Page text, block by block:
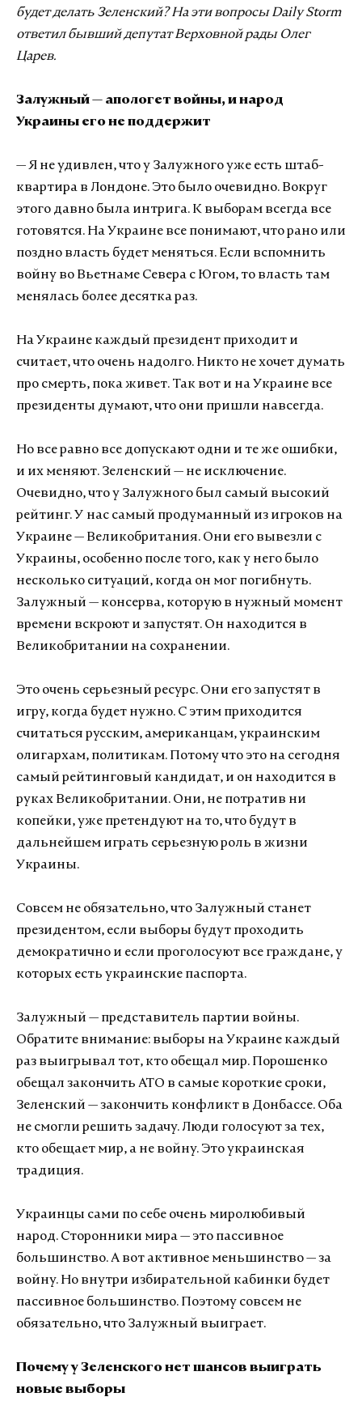
будет делать Зеленский? На эти вопросы Daily Storm
ответил бывший депутат Верховной рады Олег
Царев.
Залужный — апологет войны, и народ
Украины его не поддержит
— Я не удивлен, что у Залужного уже есть штаб-
квартира в Лондоне. Это было очевидно. Вокруг
этого давно была интрига. К выборам всегда все
готовятся. На Украине все понимают, что рано или
поздно власть будет меняться. Если вспомнить
войну во Вьетнаме Севера с Югом, то власть там
менялась более десятка раз.
На Украине каждый президент приходит и
считает, что очень надолго. Никто не хочет думать
про смерть, пока живет. Так вот и на Украине все
президенты думают, что они пришли навсегда.
Но все равно все допускают одни и те же ошибки,
и их меняют. Зеленский — не исключение.
Очевидно, что у Залужного был самый высокий
рейтинг. У нас самый продуманный из игроков на
Украине — Великобритания. Они его вывезли с
Украины, особенно после того, как у него было
несколько ситуаций, когда он мог погибнуть.
Залужный — консерва, которую в нужный момент
времени вскроют и запустят. Он находится в
Великобритании на сохранении.
Это очень серьезный ресурс. Они его запустят в
игру, когда будет нужно. С этим приходится
считаться русским, американцам, украинским
олигархам, политикам. Потому что это на сегодня
самый рейтинговый кандидат, и он находится в
руках Великобритании. Они, не потратив ни
копейки, уже претендуют на то, что будут в
дальнейшем играть серьезную роль в жизни
Украины.
Совсем не обязательно, что Залужный станет
президентом, если выборы будут проходить
демократично и если проголосуют все граждане, у
которых есть украинские паспорта.
Залужный — представитель партии войны.
Обратите внимание: выборы на Украине каждый
раз выигрывал тот, кто обещал мир. Порошенко
обещал закончить АТО в самые короткие сроки,
Зеленский — закончить конфликт в Донбассе. Оба
не смогли решить задачу. Люди голосуют за тех,
кто обещает мир, а не войну. Это украинская
традиция.
Украинцы сами по себе очень миролюбивый
народ. Сторонники мира — это пассивное
большинство. А вот активное меньшинство — за
войну. Но внутри избирательной кабинки будет
пассивное большинство. Поэтому совсем не
обязательно, что Залужный выиграет.
Почему у Зеленского нет шансов выиграть
новые выборы